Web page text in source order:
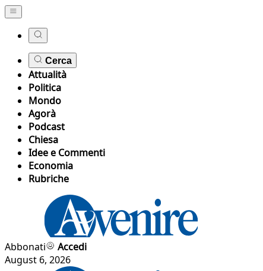
Cerca
Attualità
Politica
Mondo
Agorà
Podcast
Chiesa
Idee e Commenti
Economia
Rubriche
Abbonati
Accedi
August 6, 2026